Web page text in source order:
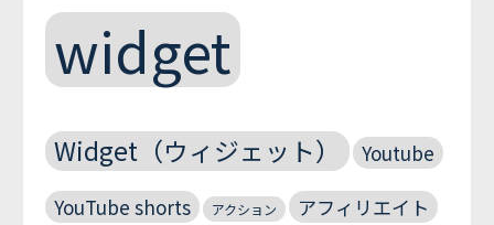
widget
Widget（ウィジェット）
Youtube
YouTube shorts
アクション アフィリエイト